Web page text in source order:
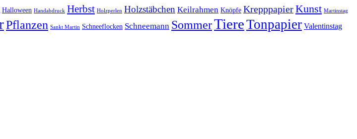
Halloween Handabdruck Herbst Holzperlen Holzstäbchen Keilrahmen Knöpfe KrepppapierKunst Martinstag
Pflanzen Sankt Martin Schneeflocken Schneemann SommerTiereTonpapier Valentinstag